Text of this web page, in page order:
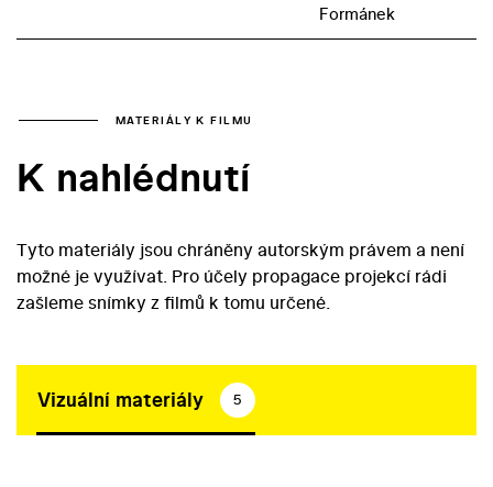
Formánek
MATERIÁLY K FILMU
K nahlédnutí
Tyto materiály jsou chráněny autorským právem a není
možné je využívat. Pro účely propagace projekcí rádi
zašleme snímky z filmů k tomu určené.
Vizuální materiály 5